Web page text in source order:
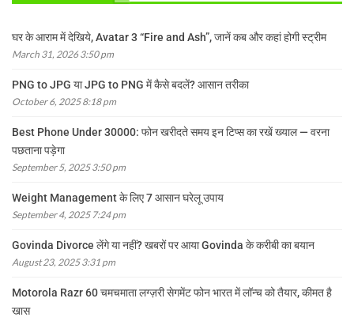
घर के आराम में देखिये, Avatar 3 “Fire and Ash”, जानें कब और कहां होगी स्ट्रीम
March 31, 2026 3:50 pm
PNG to JPG या JPG to PNG में कैसे बदलें? आसान तरीका
October 6, 2025 8:18 pm
Best Phone Under 30000: फोन खरीदते समय इन टिप्स का रखें ख्याल — वरना
पछताना पड़ेगा
September 5, 2025 3:50 pm
Weight Management के लिए 7 आसान घरेलू उपाय
September 4, 2025 7:24 pm
Govinda Divorce लेंगे या नहीं? खबरों पर आया Govinda के करीबी का बयान
August 23, 2025 3:31 pm
Motorola Razr 60 चमचमाता लग्ज़री सेगमेंट फोन भारत में लॉन्च को तैयार, कीमत है
खास